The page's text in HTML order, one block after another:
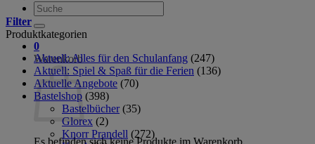
Suche
nach:
0
Warenkorb
Es befinden sich keine Produkte im Warenkorb.
Filter
Produktkategorien
Aktuell: Alles für den Schulanfang (247)
Aktuell: Spiel & Spaß für die Ferien (136)
Aktuelle Angebote (70)
Bastelshop (398)
Bastelbücher (35)
Glorex (2)
Knorr Prandell (272)